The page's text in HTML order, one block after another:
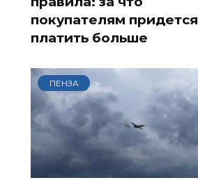
покупателям придется
платить больше
ПЕНЗА